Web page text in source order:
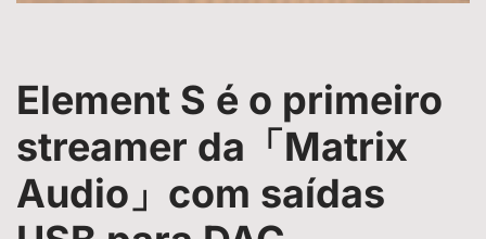
Element S é o primeiro
streamer da「Matrix
Audio」com saídas